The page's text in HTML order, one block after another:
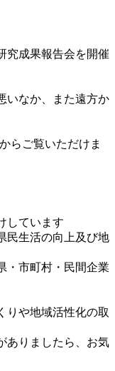
究成果報告会を開催
いなか、また遠方か
らご覧いただけま
しています
生活の向上及び地
・市町村・民間企業
りや地域活性化の取
ありましたら、お気